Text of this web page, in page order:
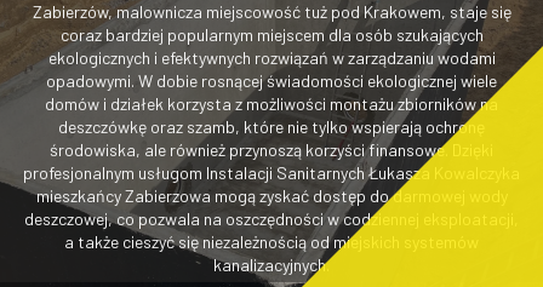
Zabierzów, malownicza miejscowość tuż pod Krakowem, staje się
coraz bardziej popularnym miejscem dla osób szukających
ekologicznych i efektywnych rozwiązań w zarządzaniu wodami
opadowymi. W dobie rosnącej świadomości ekologicznej wiele
domów i działek korzysta z możliwości montażu zbiorników na
deszczówkę oraz szamb, które nie tylko wspierają ochronę
środowiska, ale również przynoszą korzyści finansowe. Dzięki
profesjonalnym usługom Instalacji Sanitarnych Łukasza Kowalczyka
mieszkańcy Zabierzowa mogą zyskać dostęp do darmowej wody
deszczowej, co pozwala na oszczędności w codziennej eksploatacji,
a także cieszyć się niezależnością od miejskich systemów
kanalizacyjnych.